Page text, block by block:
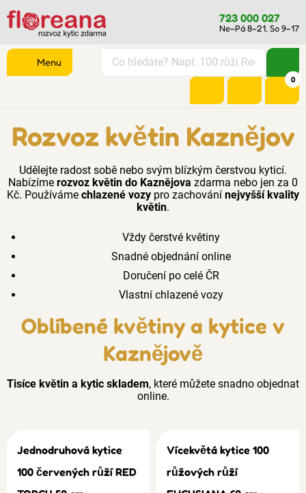
723 000 027
Ne–Pá 8–21, So 9–17
0
Menu
Rozvoz květin Kaznějov
Udělejte radost sobě nebo svým blízkým čerstvou kyticí.
Nabízíme rozvoz květin do Kaznějova zdarma nebo jen za 0
Kč. Používáme chlazené vozy pro zachování nejvyšší kvality
květin.
Vždy čerstvé květiny
Snadné objednání online
Doručení po celé ČR
Vlastní chlazené vozy
Oblíbené květiny a kytice v
Kaznějově
Tisíce květin a kytic skladem, které můžete snadno objednat
online.
Jednodruhová kytice
100 červených růží RED
Vícekvětá kytice 100
růžových růží